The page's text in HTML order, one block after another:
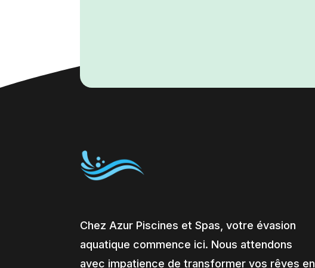
Chez Azur Piscines et Spas, votre évasion
aquatique commence ici. Nous attendons
avec impatience de transformer vos rêves en